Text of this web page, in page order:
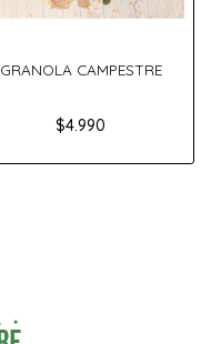
GRANOLA CAMPESTRE
$4.990